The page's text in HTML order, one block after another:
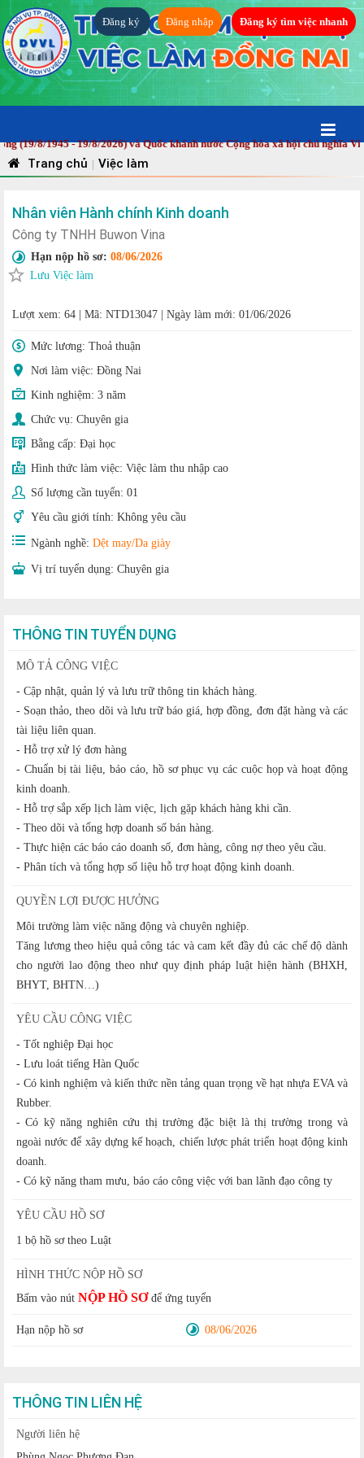
Đăng ký Đăng nhập Đăng ký tìm việc nhanh
8/1945 - 19/8/2026) và Quốc khánh nước Cộng hòa xã hội chủ nghĩa
Trang chủ | Việc làm
Nhân viên Hành chính Kinh doanh
Công ty TNHH Buwon Vina
Hạn nộp hồ sơ: 08/06/2026
Lưu Việc làm
Lượt xem: 64 Mã: NTD13047 Ngày làm mới: 01/06/2026
Mức lương: Thoả thuận
Nơi làm việc: Đồng Nai
Kinh nghiệm: 3 năm
Chức vụ: Chuyên gia
Bằng cấp: Đại học
Hình thức làm việc: Việc làm thu nhập cao
Số lượng cần tuyển: 01
Yêu cầu giới tính: Không yêu cầu
Ngành nghề: Dệt may/Da giày
Vị trí tuyển dụng: Chuyên gia
THÔNG TIN TUYỂN DỤNG
MÔ TẢ CÔNG VIỆC
- Cập nhật, quản lý và lưu trữ thông tin khách hàng.
- Soạn thảo, theo dõi và lưu trữ báo giá, hợp đồng, đơn đặt hàng và các
tài liệu liên quan.
- Hỗ trợ xử lý đơn hàng
- Chuẩn bị tài liệu, báo cáo, hồ sơ phục vụ các cuộc họp và hoạt động
kinh doanh.
- Hỗ trợ sắp xếp lịch làm việc, lịch gặp khách hàng khi cần.
- Theo dõi và tổng hợp doanh số bán hàng.
- Thực hiện các báo cáo doanh số, đơn hàng, công nợ theo yêu cầu.
- Phân tích và tổng hợp số liệu hỗ trợ hoạt động kinh doanh.
QUYỀN LỢI ĐƯỢC HƯỞNG
Môi trường làm việc năng động và chuyên nghiệp.
Tăng lương theo hiệu quả công tác và cam kết đầy đủ các chế độ dành
cho người lao động theo như quy định pháp luật hiện hành (BHXH,
BHYT, BHTN…)
YÊU CẦU CÔNG VIỆC
- Tốt nghiệp Đại học
- Lưu loát tiếng Hàn Quốc
- Có kinh nghiệm và kiến thức nền tảng quan trọng về hạt nhựa EVA và
Rubber.
- Có kỹ năng nghiên cứu thị trường đặc biệt là thị trường trong và
ngoài nước để xây dựng kế hoạch, chiến lược phát triển hoạt động kinh
doanh.
- Có kỹ năng tham mưu, báo cáo công việc với ban lãnh đạo công ty
YÊU CẦU HỒ SƠ
1 bộ hồ sơ theo Luật
HÌNH THỨC NỘP HỒ SƠ
Bấm vào nút NỘP HỒ SƠđể ứng tuyển
Hạn nộp hồ sơ 08/06/2026
THÔNG TIN LIÊN HỆ
Người liên hệ